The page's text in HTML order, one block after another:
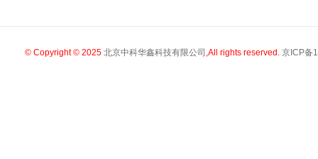
© Copyright © 2025 北京中科华鑫科技有限公司 ,All rights reserved. 京ICP备